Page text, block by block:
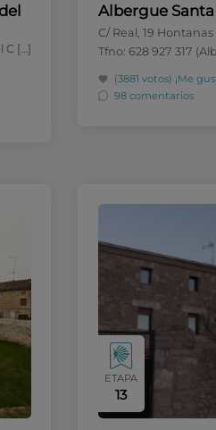
C […]
Albergue
C/ Real, 19 Hontanas
Tfno: 628 927 317
(3881 votos) ¡Me
98 comentarios
ETAPA
13